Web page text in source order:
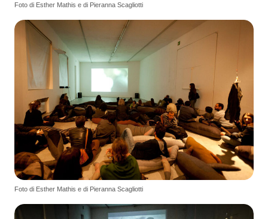
Foto di Esther Mathis e di Pieranna Scagliotti
Foto di Esther Mathis e di Pieranna Scagliotti